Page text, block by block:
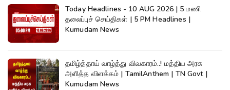
Today Headlines - 10 AUG 2026 | 5 மணி
தலைப்புச் செய்திகள் | 5 PM Headlines |
Kumudam News
தமிழ்த்தாய் வாழ்த்து விவகாரம்..! மத்திய அரசு
அளித்த விளக்கம் | TamilAnthem | TN Govt |
Kumudam News